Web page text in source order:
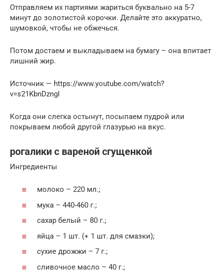
Отправляем их партиями жариться буквально на 5-7
минут до золотистой корочки. Делайте это аккуратно,
шумовкой, чтобы не обжечься.
Потом достаем и выкладываем на бумагу – она впитает
лишний жир.
Источник — https://www.youtube.com/watch?
v=s21KbnDzngI
Когда они слегка остынут, посыпаем пудрой или
покрываем любой другой глазурью на вкус.
рогалики с вареной сгущенкой
Ингредиенты
молоко – 220 мл.;
мука – 440-460 г.;
сахар белый – 80 г.;
яйца – 1 шт. (+ 1 шт. для смазки);
сухие дрожжи – 7 г.;
сливочное масло – 40 г.;